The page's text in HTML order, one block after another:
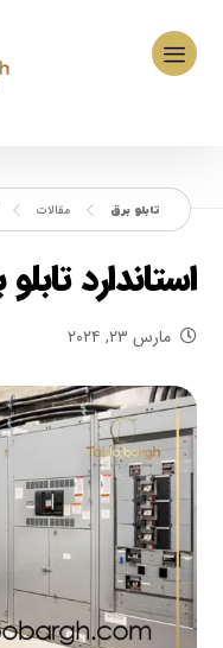
مقالات
استاندارد
مارس ۲۳, ۲۰۲۴